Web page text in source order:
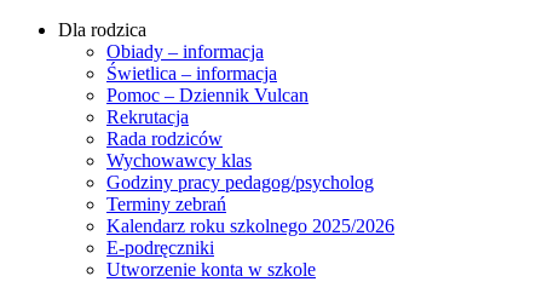
Dla rodzica
Obiady – informacja
Świetlica – informacja
Pomoc – Dziennik Vulcan
Rekrutacja
Rada rodziców
Wychowawcy klas
Godziny pracy pedagog/psycholog
Terminy zebrań
Kalendarz roku szkolnego 2025/2026
E-podręczniki
Utworzenie konta w szkole